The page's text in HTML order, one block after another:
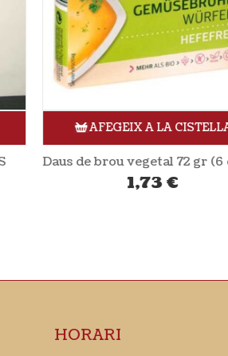
AFEGEIX A LA
3,81
HORARI